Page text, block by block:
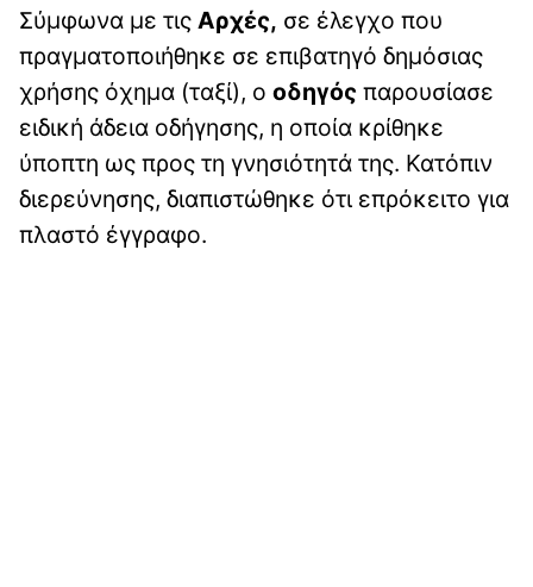
Σύμφωνα με τις Aρχές, σε έλεγχο που
πραγματοποιήθηκε σε επιβατηγό δημόσιας
χρήσης όχημα (ταξί), ο οδηγός παρουσίασε
ειδική άδεια οδήγησης, η οποία κρίθηκε
ύποπτη ως προς τη γνησιότητά της. Κατόπιν
διερεύνησης, διαπιστώθηκε ότι επρόκειτο για
πλαστό έγγραφο.